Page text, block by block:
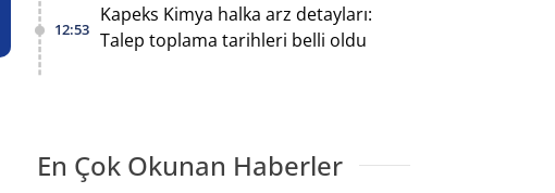
12:53
Kapeks Kimya halka arz detayları:
Talep toplama tarihleri belli oldu
En Çok Okunan Haberler